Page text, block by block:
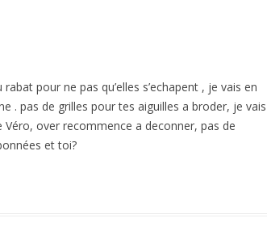
pour ne pas qu’elles s’echapent , je vais en
. pas de grilles pour tes aiguilles a broder, je vais
over recommence a deconner, pas de
et toi?